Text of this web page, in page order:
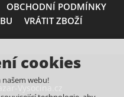
OBCHODNÍ PODMÍNKY
VRÁTIT ZBOŽÍ
Vysocina.cz
cookies
našem webu!